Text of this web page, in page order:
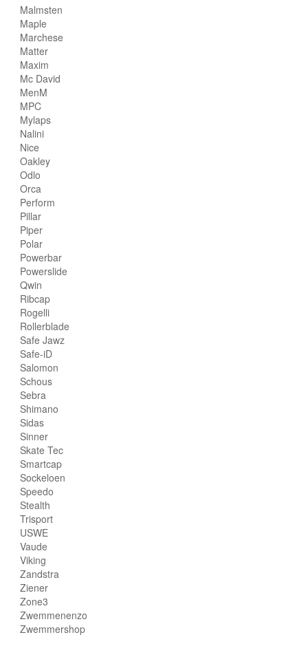
Malmsten
Maple
Marchese
Matter
Maxim
Mc David
MenM
MPC
Mylaps
Nalini
Nice
Oakley
Odlo
Orca
Perform
Pillar
Piper
Polar
Powerbar
Powerslide
Qwin
Ribcap
Rogelli
Rollerblade
Safe Jawz
Safe-iD
Salomon
Schous
Sebra
Shimano
Sidas
Sinner
Skate Tec
Smartcap
Sockeloen
Speedo
Stealth
Trisport
USWE
Vaude
Viking
Zandstra
Ziener
Zone3
Zwemmenenzo
Zwemmershop